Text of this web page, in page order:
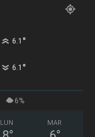
6.1 °
6.1 °
6%
LUN MAR